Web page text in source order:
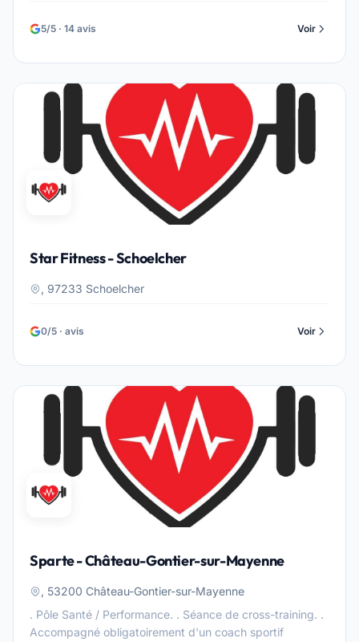
5/5 · 14 avis Voir
Star Fitness - Schoelcher
, 97233 Schoelcher
0/5 · avis Voir
Sparte - Château-Gontier-sur-Mayenne
, 53200 Château-Gontier-sur-Mayenne
. Pôle Santé / Performance. . Séance de cross-training. .
Accompagné obligatoirement d'un coach sportif